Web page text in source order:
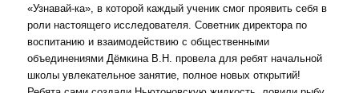
«Узнавай-ка», в которой каждый ученик смог проявить себя в
роли настоящего исследователя. Советник директора по
воспитанию и взаимодействию с общественными
объединениями Дёмкина В.Н. провела для ребят начальной
школы увлекательное занятие, полное новых открытий!